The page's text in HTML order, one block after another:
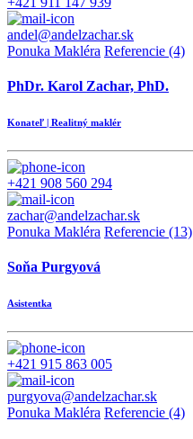
andel@andelzachar.sk
Ponuka Makléra Referencie (4)
PhDr. Karol Zachar, PhD.
Konateľ | Realitný maklér
+421 908 560 294
zachar@andelzachar.sk
Ponuka Makléra Referencie (13)
Soňa Purgyová
Asistentka
+421 915 863 005
purgyova@andelzachar.sk
Ponuka Makléra Referencie (4)